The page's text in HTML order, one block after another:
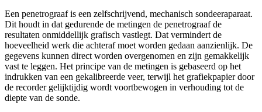
Een penetrograaf is een zelfschrijvend, mechanisch sondeeraparaat.
Dit houdt in dat gedurende de metingen de penetrograaf de
resultaten onmiddellijk grafisch vastlegt. Dat vermindert de
hoeveelheid werk die achteraf moet worden gedaan aanzienlijk. De
gegevens kunnen direct worden overgenomen en zijn gemakkelijk
vast te leggen. Het principe van de metingen is gebaseerd op het
indrukken van een gekalibreerde veer, terwijl het grafiekpapier door
de recorder gelijktijdig wordt voortbewogen in verhouding tot de
diepte van de sonde.